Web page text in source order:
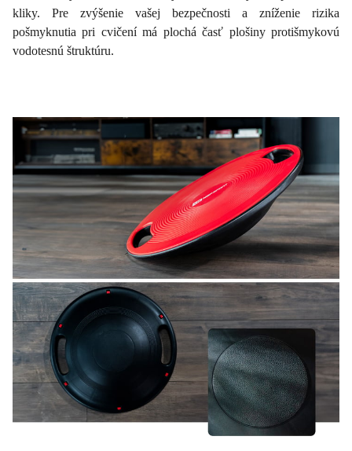
kliky. Pre zvýšenie vašej bezpečnosti a zníženie rizika
pošmyknutia pri cvičení má plochá časť plošiny protišmykovú
vodotesnú štruktúru.